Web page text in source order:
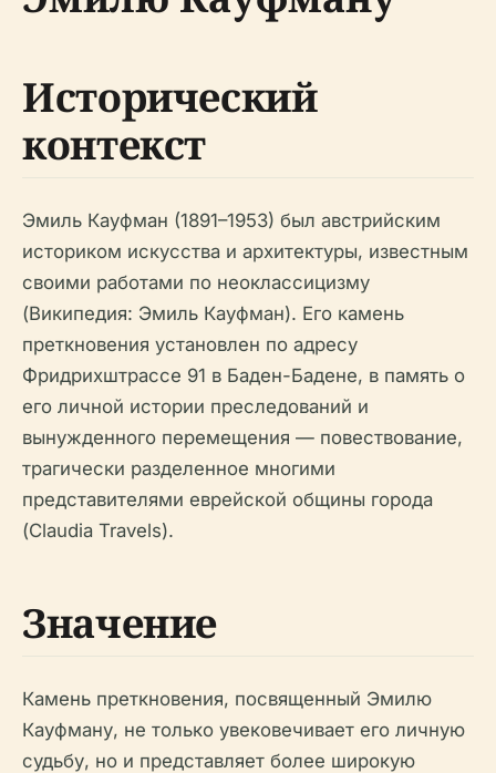
Исторический
контекст
Эмиль Кауфман (1891–1953) был австрийским
историком искусства и архитектуры, известным
своими работами по неоклассицизму
(Википедия: Эмиль Кауфман). Его камень
преткновения установлен по адресу
Фридрихштрассе 91 в Баден-Бадене, в память о
его личной истории преследований и
вынужденного перемещения — повествование,
трагически разделенное многими
представителями еврейской общины города
(Claudia Travels).
Значение
Камень преткновения, посвященный Эмилю
Кауфману, не только увековечивает его личную
судьбу, но и представляет более широкую